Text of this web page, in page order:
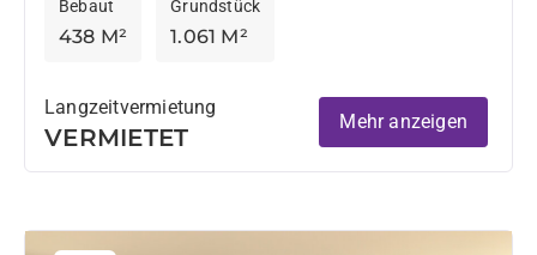
438 M²
Bebaut
1.061 M²
Grundstück
Langzeitvermietung
VERMIETET
Mehr anzeigen